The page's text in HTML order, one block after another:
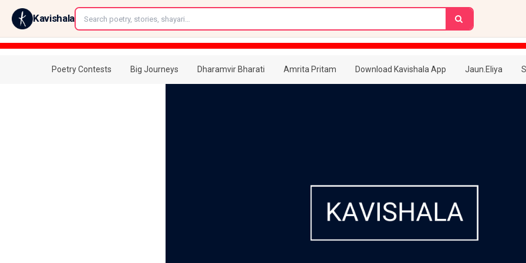
Kavishala
Poetry Contests Big Journeys Dharamvir Bharati Amrita Pritam Download Kavishala App Jaun.Eliya